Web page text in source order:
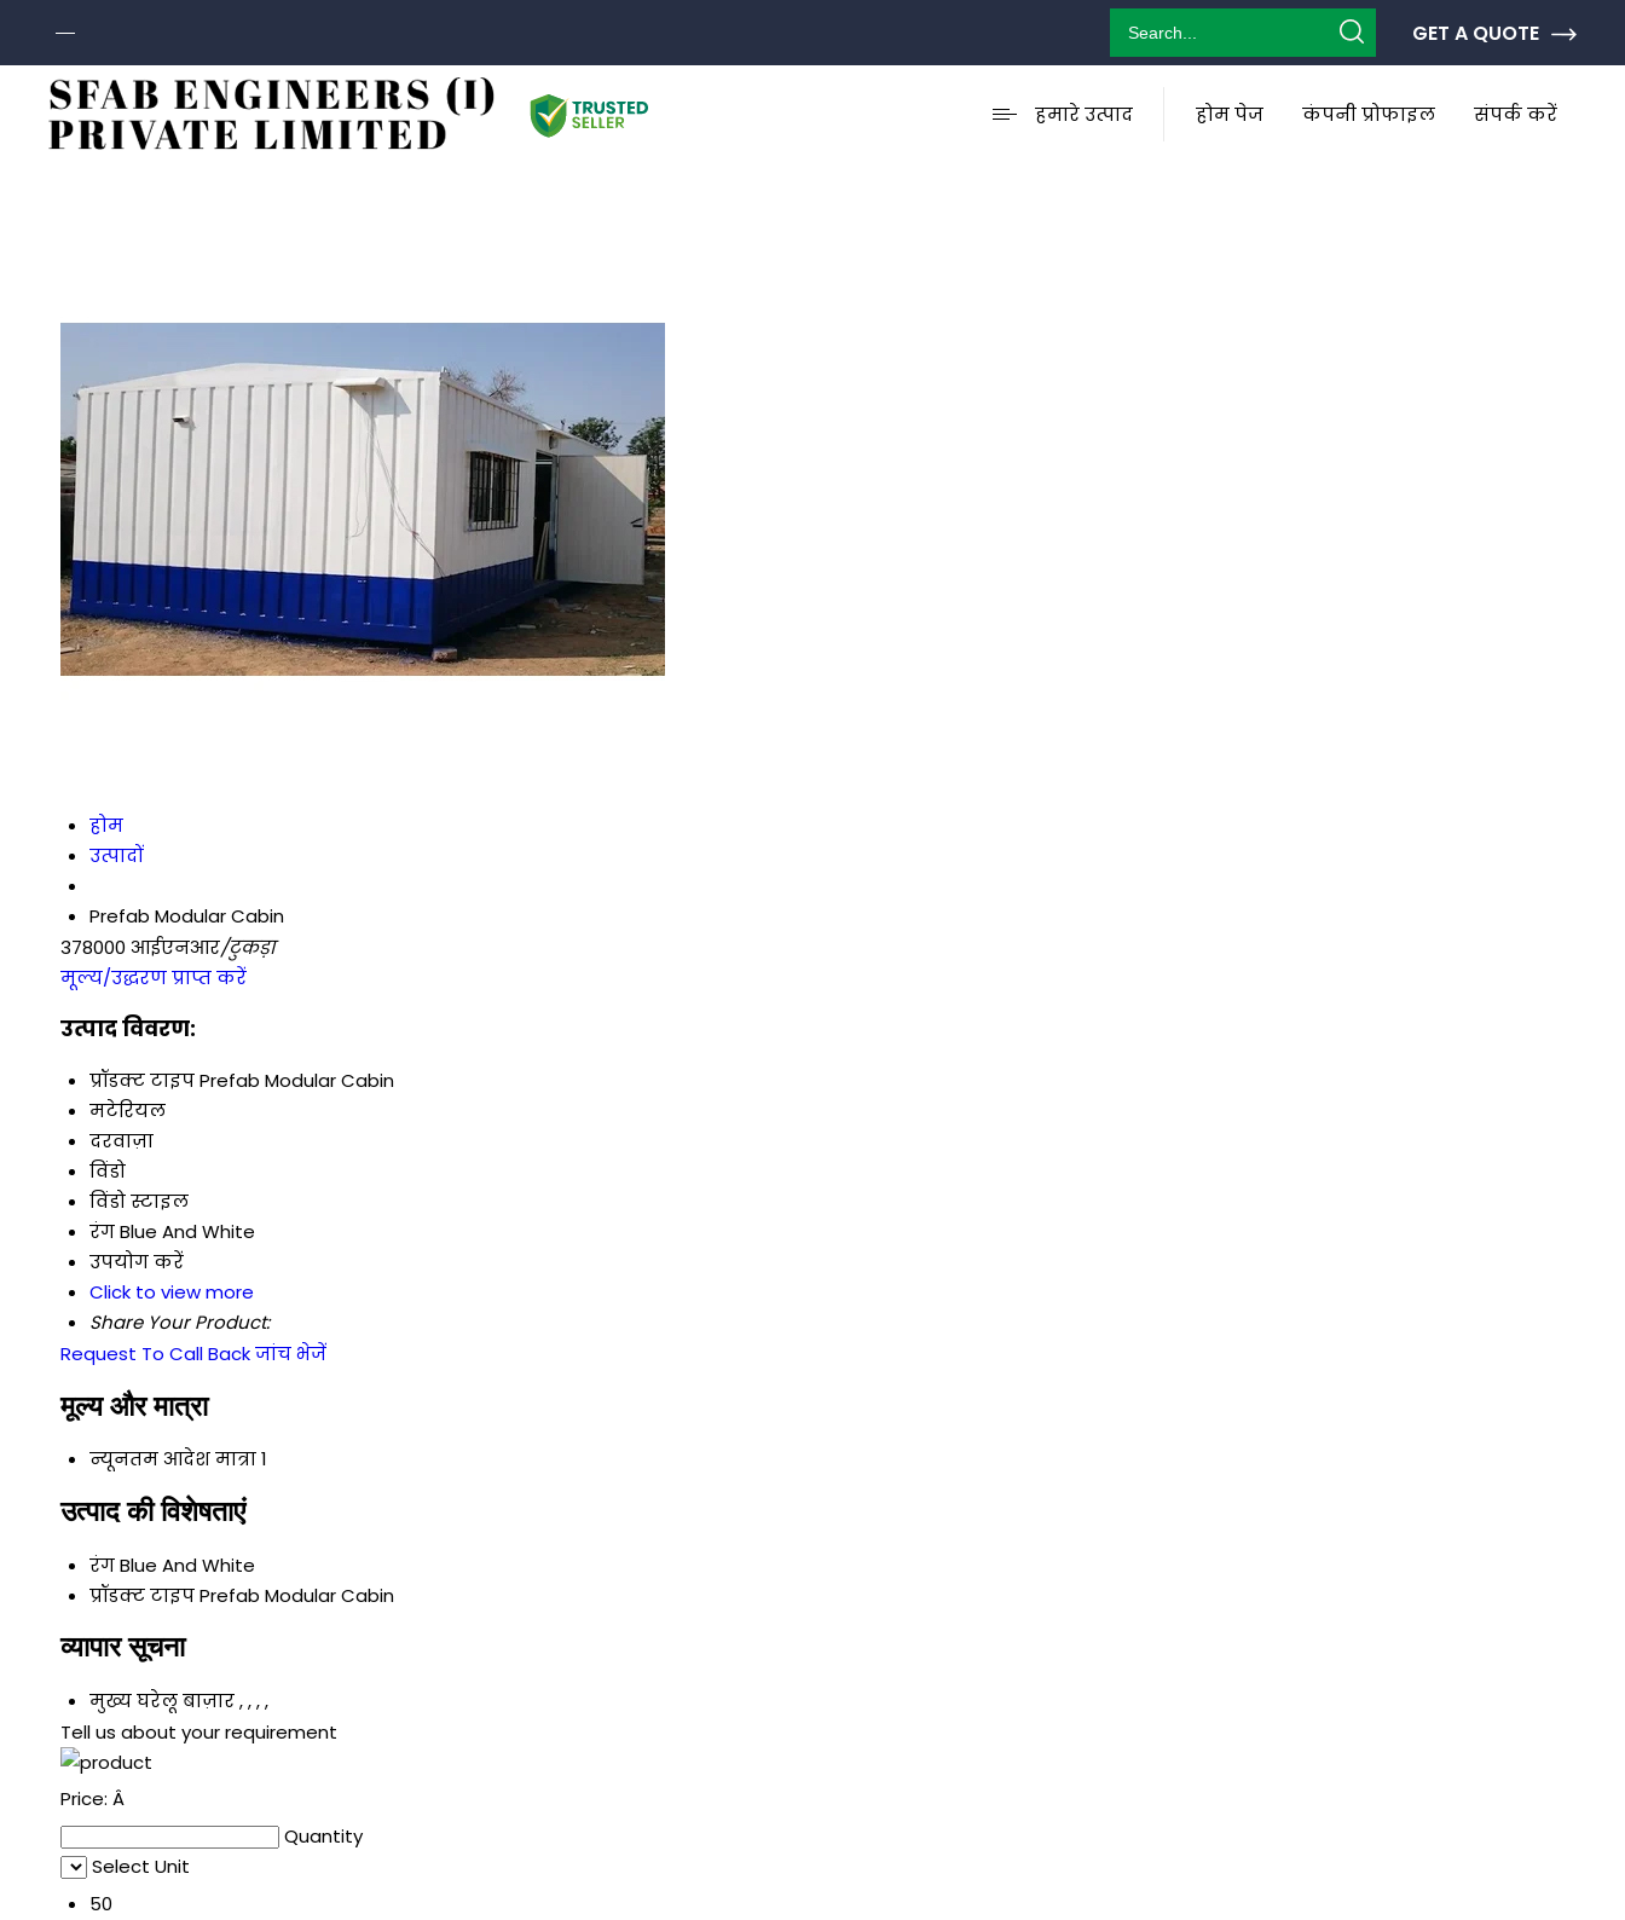
GET A QUOTE
हमारे उत्पाद होम पेज कंपनी प्रोफाइल संपर्क करें
होम
उत्पादों
Prefab Modular Cabin
378000 आईएनआर/टुकड़ा
मूल्य/उद्धरण प्राप्त करें
उत्पाद विवरण:
प्रॉडक्ट टाइपPrefab Modular Cabin
मटेरियल
दरवाज़ा
विंडो
विंडो स्टाइल
रंगBlue And White
उपयोग करें
Click to view more
Share Your Product:
Request To Call Backजांच भेजें
मूल्य और मात्रा
न्यूनतम आदेश मात्रा1
उत्पाद की विशेषताएं
रंगBlue And White
प्रॉडक्ट टाइपPrefab Modular Cabin
व्यापार सूचना
मुख्य घरेलू बाज़ार, , , ,
Tell us about your requirement
Price: Â
Quantity
Select Unit
50